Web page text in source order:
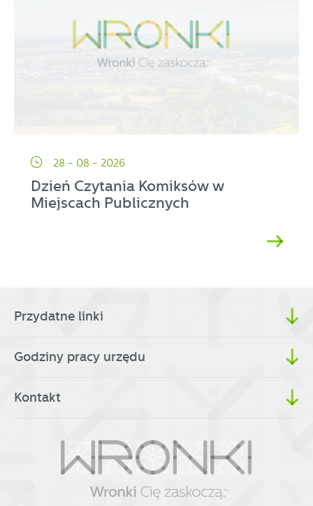
28 - 08 - 2026
Dzień Czytania Komiksów w
Miejscach Publicznych
Przydatne linki
Godziny pracy urzędu
Kontakt